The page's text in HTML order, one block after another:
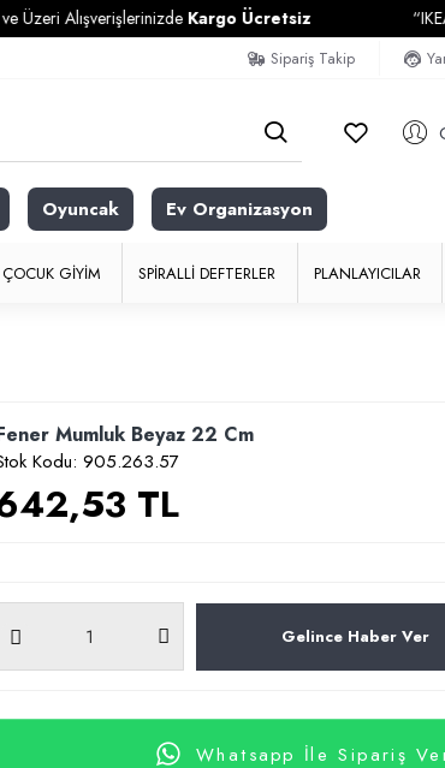
Kargo Ücretsiz “IKEA
Sipariş Takip
Oyuncak Ev Organizasyon
ÇOCUK GIYIM SPIRALLI DEFTERLER PLANLAYICILAR
Mumluk Beyaz 22 Cm
Kodu: 905.263.57
TL
Gelince Haber Ver
Whatsapp İle Sipariş